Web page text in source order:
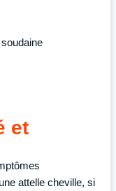
et
attelle cheville, si